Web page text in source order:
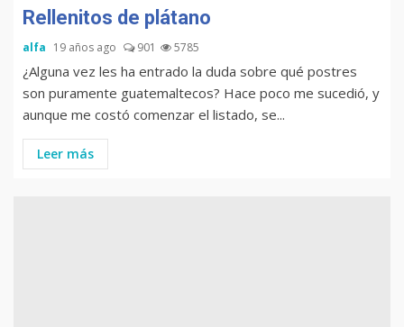
Rellenitos de plátano
alfa 19 años ago 901 5785
¿Alguna vez les ha entrado la duda sobre qué postres
son puramente guatemaltecos? Hace poco me sucedió, y
aunque me costó comenzar el listado, se...
Leer más
Muere Álvaro Arzú (alcalde
de Guatemala y expresidente